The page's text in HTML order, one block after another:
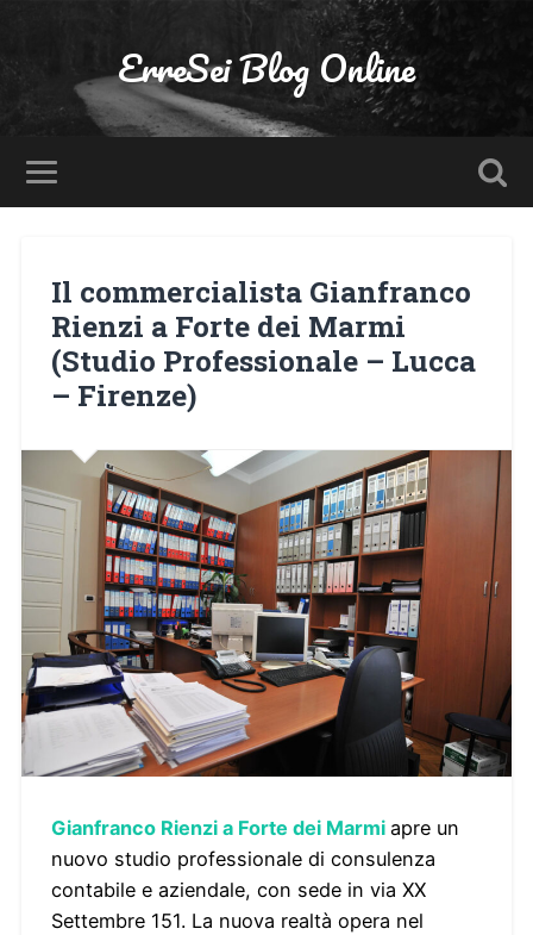
ErreSei Blog Online
Il commercialista Gianfranco
Rienzi a Forte dei Marmi
(Studio Professionale – Lucca
– Firenze)
Gianfranco Rienzi a Forte dei Marmi apre un
nuovo studio professionale di consulenza
contabile e aziendale, con sede in via XX
Settembre 151. La nuova realtà opera nel